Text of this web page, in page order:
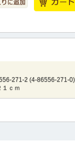
271-2 (4-86556-271-0)
ｃｍ